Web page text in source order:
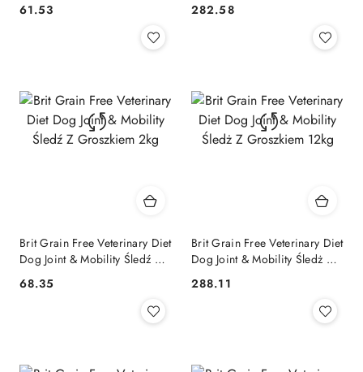
Cena:
61.53 Cena:
282.58
Brit Grain Free Veterinary Diet
Dog Joint & Mobility Śledź Z
Cena:
68.35
Brit Grain Free Veterinary Diet
Dog Joint & Mobility Śledż Z
Cena:
288.11